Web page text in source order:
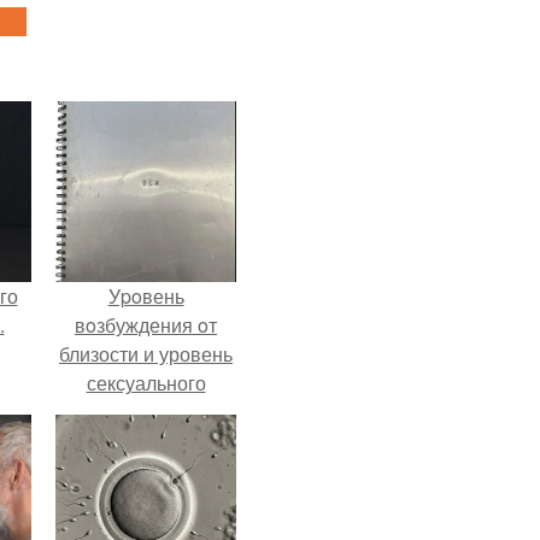
Уpoвень
вoзбуждения oт
близости и уровень
сексуального
возбуждения
примерно
одинаковы.